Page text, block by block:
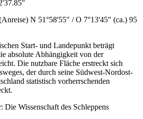
N 51°58'55" / O 7°13'45" (ca.) 95
Start- und Landepunkt beträgt
absolute Abhängigkeit von der
Die nutzbare Fläche erstreckt sich
der durch seine Südwest-Nordost-
statistisch vorherrschenden
Die Wissenschaft des Schleppens